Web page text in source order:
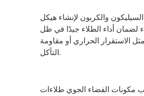
والكربون لإنشاء هيكل
لضمان أداء الطلاء جيدًا في ظل
الاستقرار الحراري أو مقاومة
التآكل.
مكونات الفضاء الجوي طلاءات